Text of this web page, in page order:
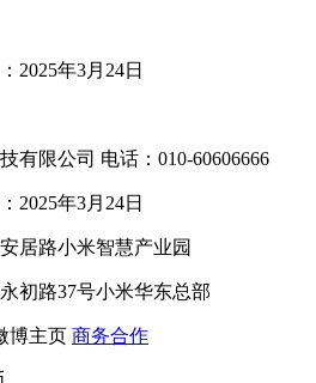
2025年3月24日
有限公司 电话：010-60606666
2025年3月24日
居路小米智慧产业园
初路37号小米华东总部
博主页 商务合作